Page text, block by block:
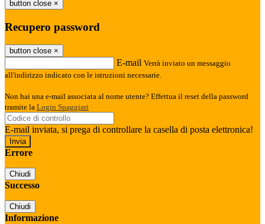
button close ×
Recupero password
button close ×
E-mail Verrà inviato un messaggio
all'indirizzo indicato con le istruzioni necessarie.
Non hai una e-mail associata al nome utente? Effettua il reset della password
tramite la Login Spaggiari
E-mail inviata, si prega di controllare la casella di posta elettronica!
Errore
Chiudi
Successo
Chiudi
Informazione